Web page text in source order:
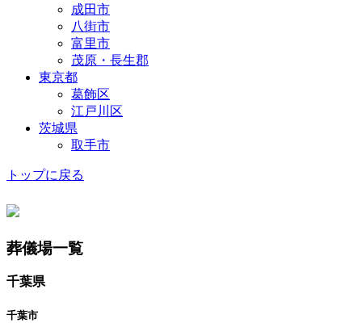
成田市
八街市
富里市
茂原・長生郡
東京都
葛飾区
江戸川区
茨城県
取手市
トップに戻る
葬儀場一覧
千葉県
千葉市